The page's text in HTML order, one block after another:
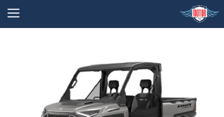
לדלג
לתוכן